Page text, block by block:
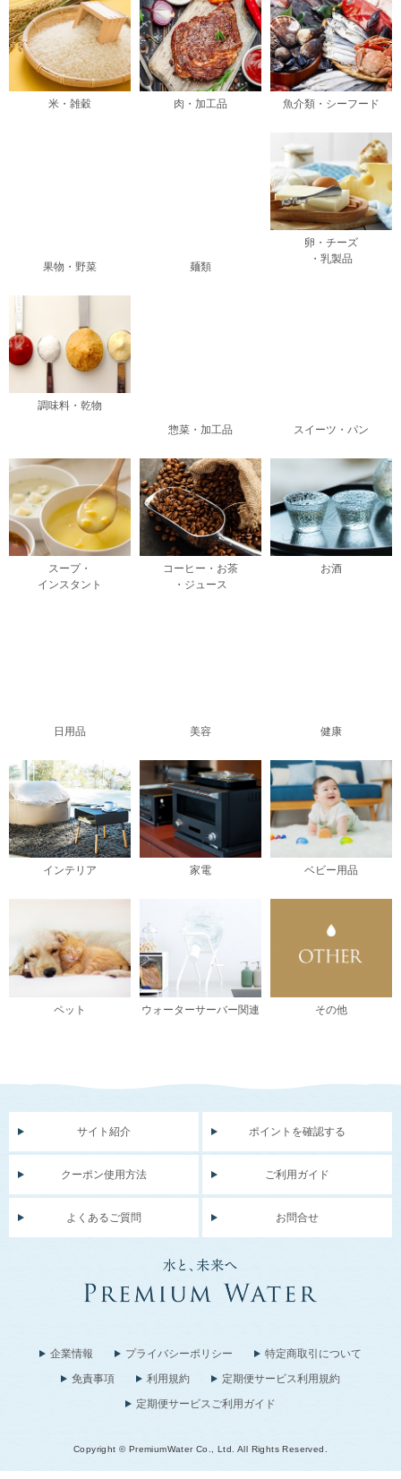
米・雑穀 肉・加工品 魚介類・シーフード
果物・野菜 麺類
卵・チーズ
・乳製品
調味料・乾物
惣菜・加工品
スイーツ・パン
スープ・
インスタント
コーヒー・お茶
・ジュース
お酒
日用品 美容 健康
インテリア 家電 ベビー用品
ペット ウォーターサーバー関連 その他
サイト紹介 ポイントを確認する
クーポン使用方法 ご利用ガイド
よくあるご質問 お問合せ
企業情報 プライバシーポリシー
特定商取引について
免責事項
利用規約
定期便サービス利用規約
定期便サービスご利用ガイド
Copyright © PremiumWater Co., Ltd. All Rights Reserved.